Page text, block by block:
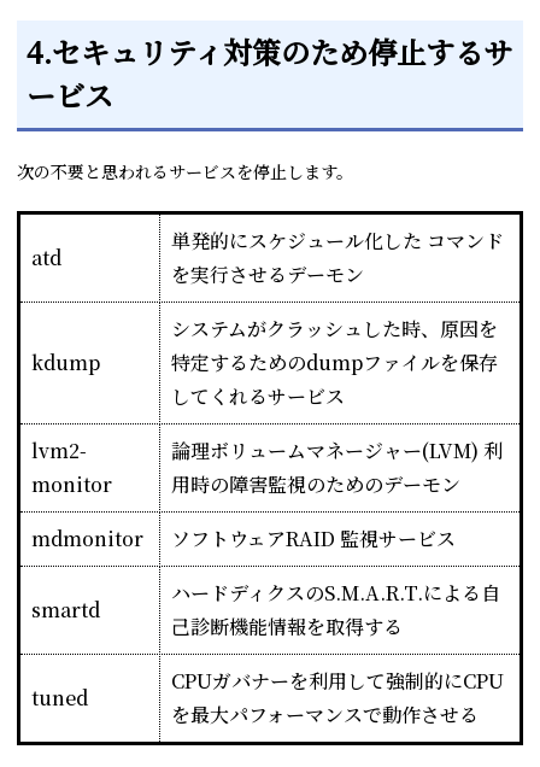
4.セキュリティ対策のため停止するサ
ービス
次の不要と思われるサービスを停止します。
atd
単発的にスケジュール化した コマンド
を実行させるデーモン
kdump
システムがクラッシュした時、原因を
特定するためのdumpファイルを保存
してくれるサービス
lvm2-
monitor
論理ボリュームマネージャー(LVM) 利
用時の障害監視のためのデーモン
mdmonitor
ソフトウェアRAID 監視サービス
smartd
ハードディクスのS.M.A.R.T.による自
己診断機能情報を取得する
tuned
CPUガバナーを利用して強制的にCPU
を最大パフォーマンスで動作させる